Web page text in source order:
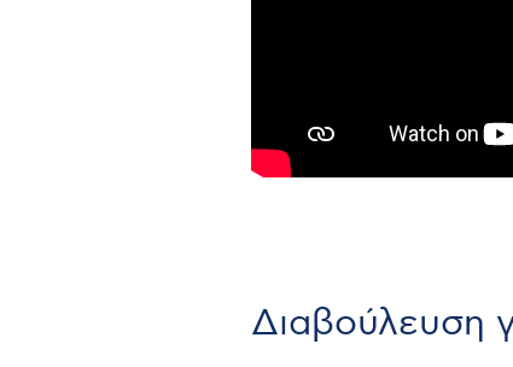
Διαβούλευση